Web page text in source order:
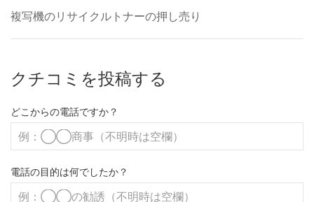
複写機のリサイクルトナーの押し売り
クチコミを投稿する
どこからの電話ですか？
電話の目的は何でしたか？